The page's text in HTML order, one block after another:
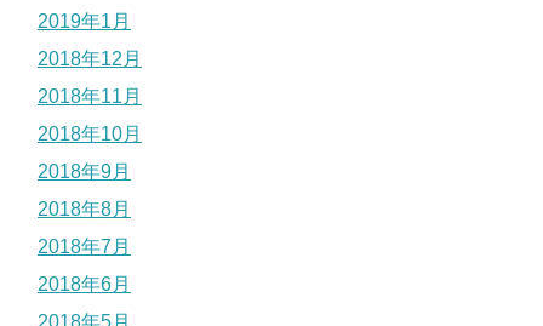
2019年1月
2018年12月
2018年11月
2018年10月
2018年9月
2018年8月
2018年7月
2018年6月